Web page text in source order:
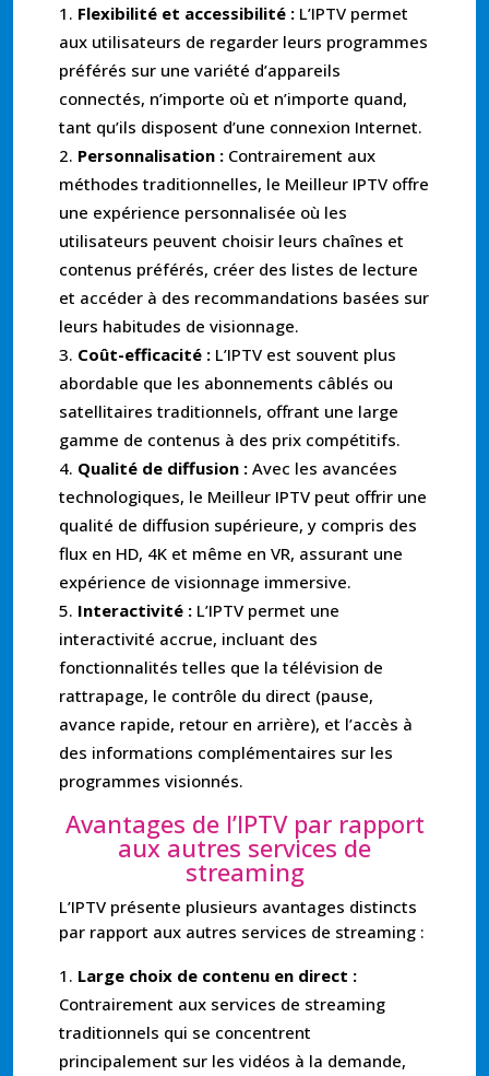
Flexibilité et accessibilité : L’IPTV permet
aux utilisateurs de regarder leurs programmes
préférés sur une variété d’appareils
connectés, n’importe où et n’importe quand,
tant qu’ils disposent d’une connexion Internet.
Personnalisation : Contrairement aux
méthodes traditionnelles, le Meilleur IPTV offre
une expérience personnalisée où les
utilisateurs peuvent choisir leurs chaînes et
contenus préférés, créer des listes de lecture
et accéder à des recommandations basées sur
leurs habitudes de visionnage.
Coût-efficacité : L’IPTV est souvent plus
abordable que les abonnements câblés ou
satellitaires traditionnels, offrant une large
gamme de contenus à des prix compétitifs.
Qualité de diffusion : Avec les avancées
technologiques, le Meilleur IPTV peut offrir une
qualité de diffusion supérieure, y compris des
flux en HD, 4K et même en VR, assurant une
expérience de visionnage immersive.
Interactivité : L’IPTV permet une
interactivité accrue, incluant des
fonctionnalités telles que la télévision de
rattrapage, le contrôle du direct (pause,
avance rapide, retour en arrière), et l’accès à
des informations complémentaires sur les
programmes visionnés.
Avantages de l’IPTV par rapport
aux autres services de
streaming
L’IPTV présente plusieurs avantages distincts
par rapport aux autres services de streaming :
Large choix de contenu en direct :
Contrairement aux services de streaming
traditionnels qui se concentrent
principalement sur les vidéos à la demande,